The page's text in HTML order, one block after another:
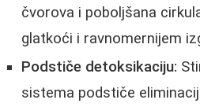
čvorova i poboljšana
glatkoći i ravnomernijem
Podstiče detoksikaciju:
sistema podstiče